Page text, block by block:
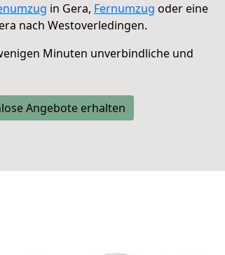
in Gera, Fernumzug oder eine
nach Westoverledingen.
Minuten unverbindliche und
Angebote erhalten